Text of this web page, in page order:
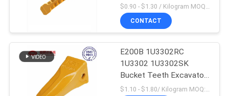
CONTACT
E200B 1U3302RC
1U3302 1U3302SK
Bucket Teeth Excavator
Massaproductie